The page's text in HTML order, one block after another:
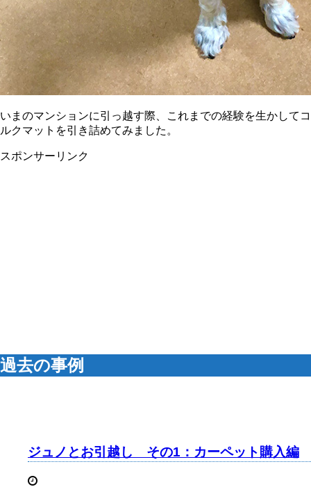
いまのマンションに引っ越す際、これまでの経験を生かしてコ
ルクマットを引き詰めてみました。
スポンサーリンク
過去の事例
ジュノとお引越し その1：カーペット購入編